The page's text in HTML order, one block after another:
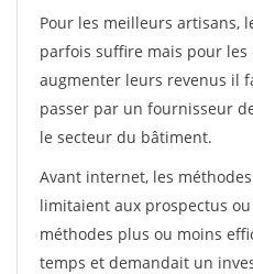
Pour les meilleurs artisans,
parfois suffire mais pour
augmenter leurs revenus il
passer par un fournisseur
le secteur du bâtiment.
Avant internet, les
limitaient aux prospectus
méthodes plus ou moins
temps et demandait un